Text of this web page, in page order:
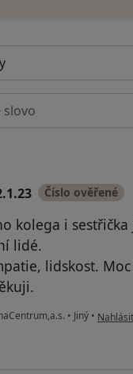
Číslo ověřené
kolega i sestřička
lidé.
lidskost. Moc
• Jiný • podle